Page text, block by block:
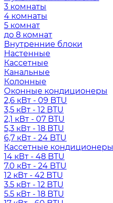
3 комнаты
4 комнаты
5 комнат
до 8 комнат
Внутренние блоки
Настенные
Кассетные
Канальные
Колонные
Оконные кондиционеры
2,6 кВт - 09 BTU
3,5 кВт - 12 BTU
2,1 кВт - 07 BTU
5,3 кВт - 18 BTU
6,7 кВт - 24 BTU
Кассетные кондиционеры
14 кВт - 48 BTU
7.0 кВт - 24 BTU
12 кВт - 42 BTU
3.5 кВт - 12 BTU
5.5 кВт - 18 BTU